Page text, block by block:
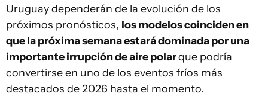
Uruguay dependerán de la evolución de los
próximos pronósticos, los modelos coinciden en
que la próxima semana estará dominada por una
importante irrupción de aire polarque podría
convertirse en uno de los eventos fríos más
destacados de 2026 hasta el momento.